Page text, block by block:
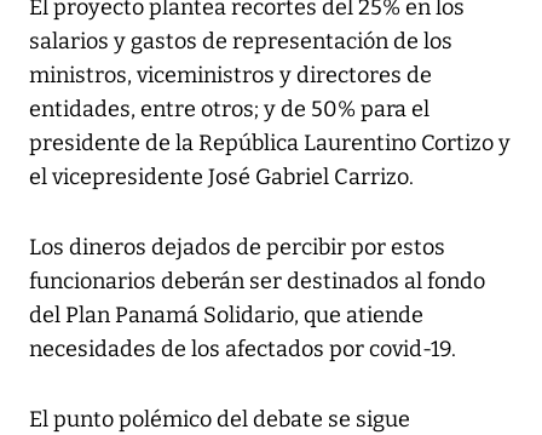
El proyecto plantea recortes del 25% en los
salarios y gastos de representación de los
ministros, viceministros y directores de
entidades, entre otros; y de 50% para el
presidente de la República Laurentino Cortizo y
el vicepresidente José Gabriel Carrizo.
Los dineros dejados de percibir por estos
funcionarios deberán ser destinados al fondo
del Plan Panamá Solidario, que atiende
necesidades de los afectados por covid-19.
El punto polémico del debate se sigue